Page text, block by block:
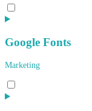
Consent
to
service
cookie-
Google Fonts
Marketing
Consent
to
service